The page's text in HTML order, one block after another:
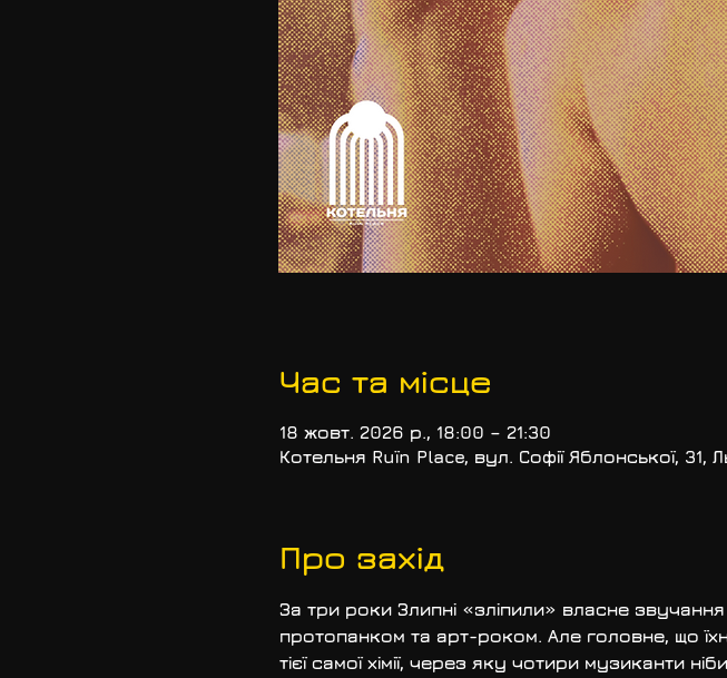
Час та місце
18 жовт. 2026 р., 18:00 – 21:30
Котельня Ruїn Place, вул. Софії Яблонської, 31,
Про захід
За три роки Злипні «зліпили» власне
протопанком та арт-роком. Але головне, що
тієї самої хімії, через яку чотири музиканти